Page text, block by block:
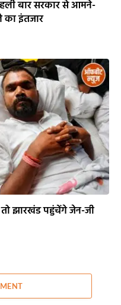
बार सरकार से आमने-
इंतजार
तो झारखंड पहुंचेंगे जेन-जी